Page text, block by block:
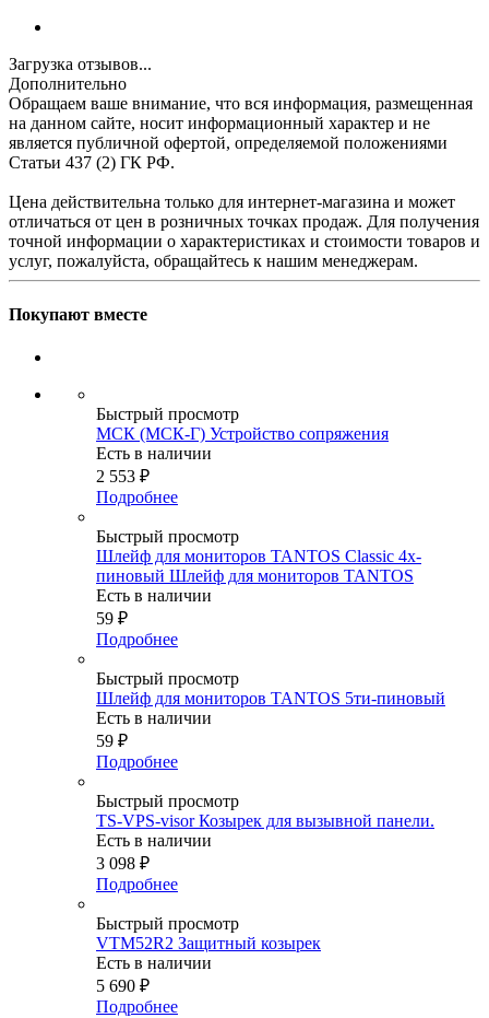
Загрузка отзывов...
Дополнительно
Обращаем ваше внимание, что вся информация, размещенная
на данном сайте, носит информационный характер и не
является публичной офертой, определяемой положениями
Статьи 437 (2) ГК РФ.
Цена действительна только для интернет-магазина и может
отличаться от цен в розничных точках продаж. Для получения
точной информации о характеристиках и стоимости товаров и
услуг, пожалуйста, обращайтесь к нашим менеджерам.
Покупают вместе
Быстрый просмотр
МСК (МСК-Г) Устройство сопряжения
Есть в наличии
2 553 ₽
Подробнее
Быстрый просмотр
Шлейф для мониторов TANTOS Classic 4х-
пиновый Шлейф для мониторов TANTOS
Есть в наличии
59 ₽
Подробнее
Быстрый просмотр
Шлейф для мониторов TANTOS 5ти-пиновый
Есть в наличии
59 ₽
Подробнее
Быстрый просмотр
TS-VPS-visor Козырек для вызывной панели.
Есть в наличии
3 098 ₽
Подробнее
Быстрый просмотр
VTM52R2 Защитный козырек
Есть в наличии
5 690 ₽
Подробнее